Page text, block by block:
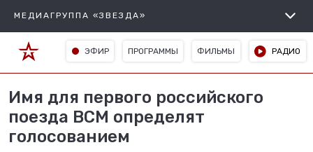
МЕДИАГРУППА «ЗВЕЗДА»
ЭФИР ПРОГРАММЫ ФИЛЬМЫ РАДИО
Имя для первого российского
поезда ВСМ определят
голосованием